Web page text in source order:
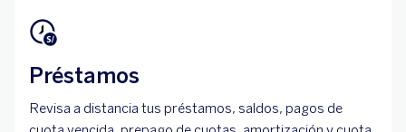
Préstamos
Revisa a distancia tus préstamos, saldos, pagos de